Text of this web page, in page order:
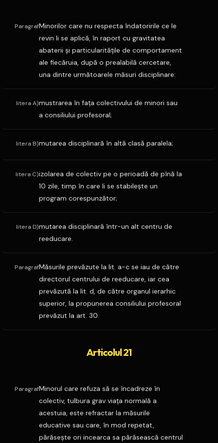
ParagrafMinorilor care nu respecta îndatoririle ce le
revin li se aplică, în raport cu gravitatea
abaterii şi particularităţile de comportament
ale fiecăruia, după o prealabilă cercetare,
una dintre următoarele măsuri disciplinare:
litera A)mustrarea în faţa colectivului de minori sau
a consiliului profesoral;
litera B)mutarea disciplinară în altă clasă paralela;
litera C)izolarea de colectiv pe o perioadă de pînă la
10 zile, timp în care li se stabileşte un
program corespunzător;
litera D)mutarea disciplinară într-un alt centru de
reeducare.
ParagrafMăsurile prevăzute la lit. a-c se iau de către
directorul centrului de reeducare, iar cea
prevăzută la lit. d, de către organul ierarhic
superior, la propunerea consiliului profesoral
prevăzut la art. 30.
Articolul 21
ParagrafMinorul care refuza să se încadreze în
colectiv, tulbura grav viaţa normală a
acestuia, este refractar la măsurile
educative sau care, în mod repetat,
părăseşte ori incearca sa părăsească centrul